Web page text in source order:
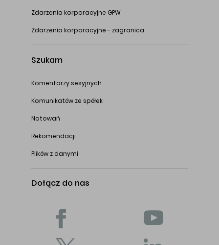
Zdarzenia korporacyjne GPW
Zdarzenia korporacyjne - zagranica
Szukam
Komentarzy sesyjnych
Komunikatów ze spółek
Notowań
Rekomendacji
Plików z danymi
Dołącz do nas